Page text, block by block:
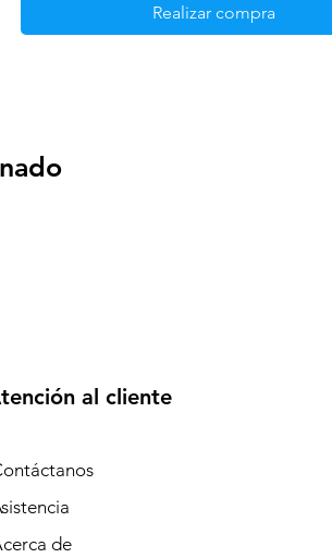
Realizar compra
al cliente
de